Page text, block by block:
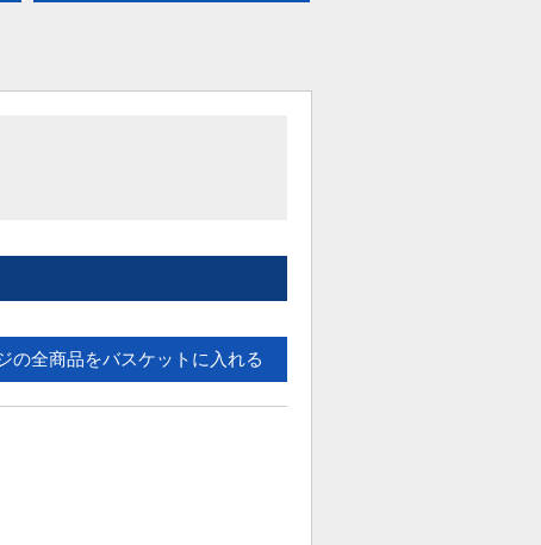
の全商品をバスケットに入れる